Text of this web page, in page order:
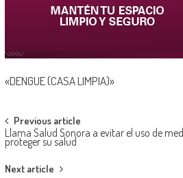
«DENGUE (CASA LIMPIA)»
Post
navigation
Previous article
Llama Salud Sonora a evitar el uso de
proteger su salud
Next article